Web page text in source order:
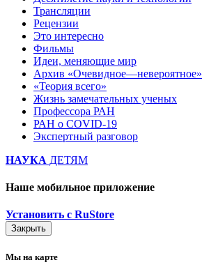
Трансляции
Рецензии
Это интересно
Фильмы
Идеи, меняющие мир
Архив «Очевидное—невероятное»
«Теория всего»
Жизнь замечательных ученых
Профессора РАН
РАН о COVID-19
Экспертный разговор
НАУКА ДЕТЯМ
Наше мобильное приложение
Установить с RuStore
Закрыть
Мы на карте